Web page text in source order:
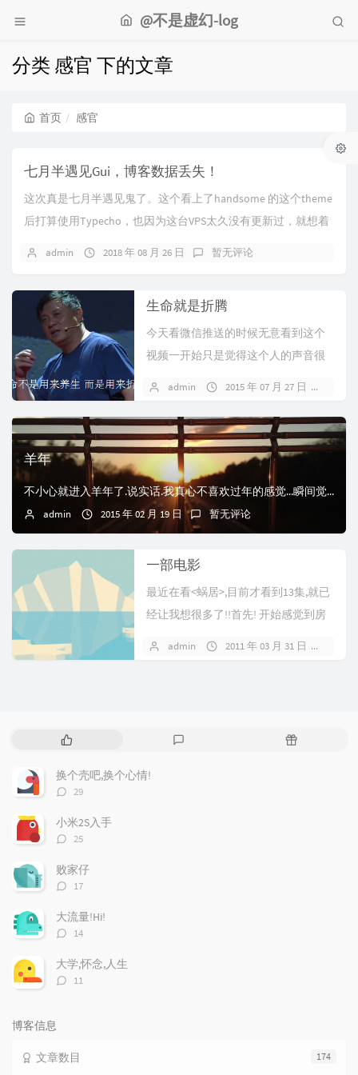
@不是虚幻-log
分类 感官 下的文章
首页 感官
七月半遇见Gui，博客数据丢失！
这次真是七月半遇见鬼了。这个看上了handsome 的这个theme
后打算使用Typecho，也因为这台VPS太久没有更新过，就想着
admin 2018 年 08 月 26 日 暂无评论
生命就是折腾
今天看微信推送的时候无意看到这个
视频一开始只是觉得这个人的声音很
admin 2015 年 07 月 27 日
羊年
不小心就进入羊年了.说实话.我真心不喜欢过年的感觉...瞬间觉得自己又老了...再也没有等着家人买回来的烟花,再也接过大人给过红包的喜悦.更多的是压力.....
admin 2015 年 02 月 19 日 暂无评论
一部电影
最近在看<蜗居>,目前才看到13集,就已
经让我想很多了!!首先! 开始感觉到房
admin 2011 年 03 月 31 日
热
文
章
随
换个壳吧,换个心情!
评
数：
29
小米2S入手
评
数：
25
败家仔
评
数：
17
大流量!Hi!
评
数：
14
大学,怀念,人生
评
11
博客信息
174
文章数目